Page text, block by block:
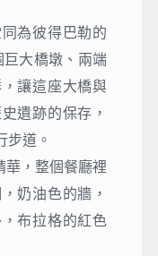
為彼得巴勒的
巨大橋墩、兩端
讓這座大橋與
遺跡的保存，
步道。
華，整個餐廳裡
奶油色的牆，
布拉格的紅色